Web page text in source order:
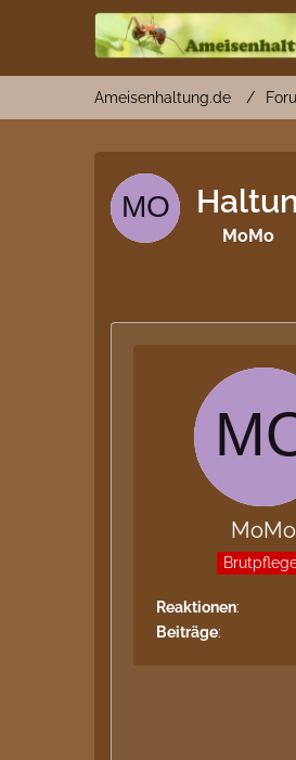
Ameisenhaltung.de
MoMo
MoMo
Reaktionen
Beiträge